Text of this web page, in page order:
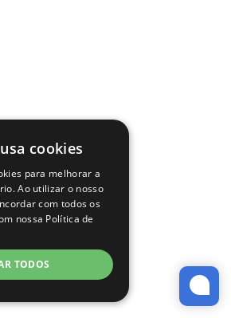
cookies
para melhorar a
Ao utilizar o nosso
com todos os
nossa Política de
TODOS